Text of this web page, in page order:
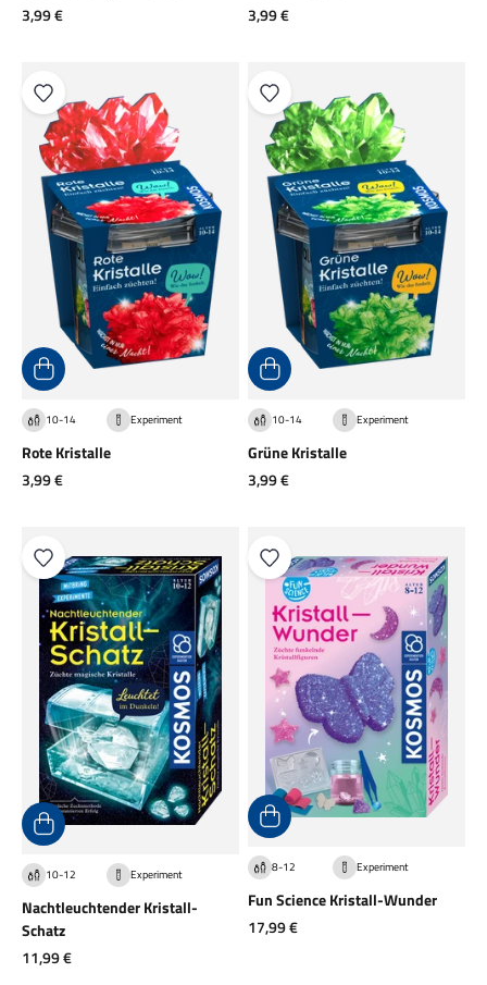
Angebot
3,99 €
Angebot
3,99 €
10-14 Experiment
Rote Kristalle
Angebot
3,99 €
10-14 Experiment
Grüne Kristalle
Angebot
3,99 €
10-12 Experiment
Nachtleuchtender Kristall-
Schatz
Angebot
11,99 €
8-12 Experiment
Fun Science Kristall-Wunder
Angebot
17,99 €